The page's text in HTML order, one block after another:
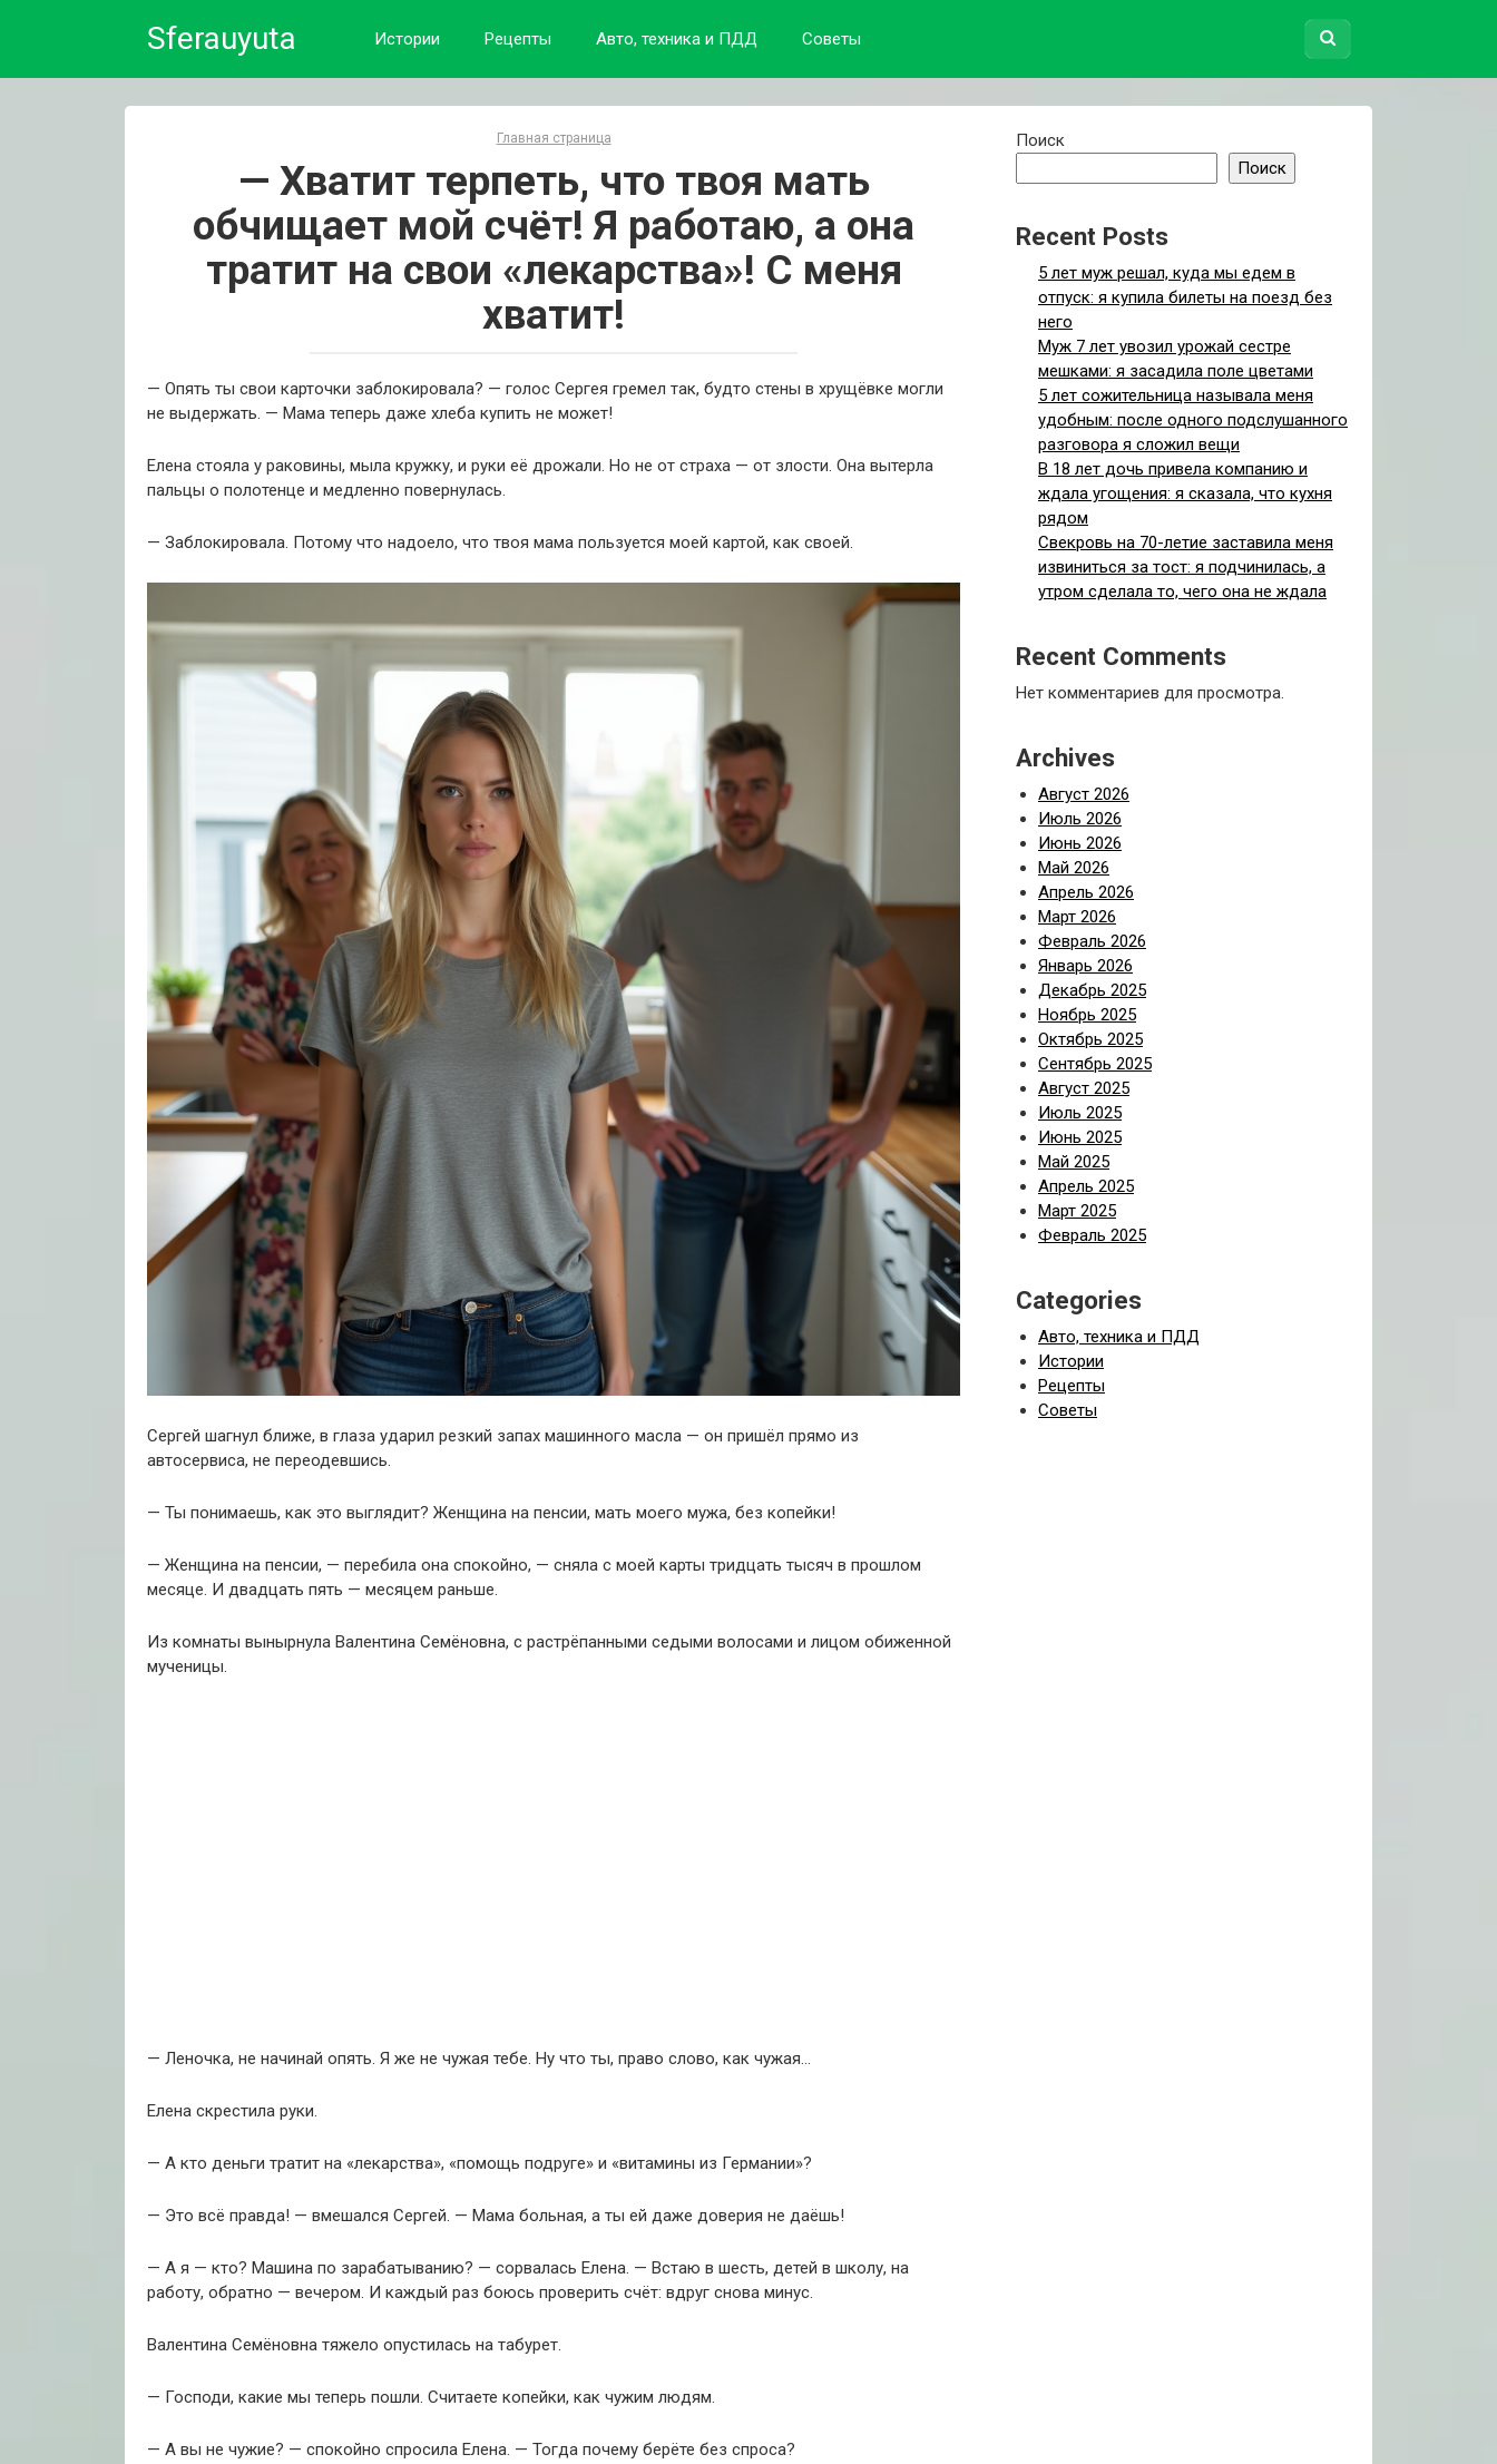
Sferauyuta Истории Рецепты Авто, техника и ПДД Советы
Главная страница
— Хватит терпеть, что твоя мать
обчищает мой счёт! Я работаю, а она
тратит на свои «лекарства»! С меня
хватит!
— Опять ты свои карточки заблокировала? — голос Сергея гремел так, будто стены в хрущёвке могли
не выдержать. — Мама теперь даже хлеба купить не может!
Елена стояла у раковины, мыла кружку, и руки её дрожали. Но не от страха — от злости. Она вытерла
пальцы о полотенце и медленно повернулась.
— Заблокировала. Потому что надоело, что твоя мама пользуется моей картой, как своей.
Сергей шагнул ближе, в глаза ударил резкий запах машинного масла — он пришёл прямо из
автосервиса, не переодевшись.
— Ты понимаешь, как это выглядит? Женщина на пенсии, мать моего мужа, без копейки!
— Женщина на пенсии, — перебила она спокойно, — сняла с моей карты тридцать тысяч в прошлом
месяце. И двадцать пять — месяцем раньше.
Из комнаты вынырнула Валентина Семёновна, с растрёпанными седыми волосами и лицом обиженной
мученицы.
— Леночка, не начинай опять. Я же не чужая тебе. Ну что ты, право слово, как чужая…
Елена скрестила руки.
— А кто деньги тратит на «лекарства», «помощь подруге» и «витамины из Германии»?
— Это всё правда! — вмешался Сергей. — Мама больная, а ты ей даже доверия не даёшь!
— А я — кто? Машина по зарабатыванию? — сорвалась Елена. — Встаю в шесть, детей в школу, на
работу, обратно — вечером. И каждый раз боюсь проверить счёт: вдруг снова минус.
Валентина Семёновна тяжело опустилась на табурет.
— Господи, какие мы теперь пошли. Считаете копейки, как чужим людям.
— А вы не чужие? — спокойно спросила Елена. — Тогда почему берёте без спроса?
Поиск
Поиск
Recent Posts
5 лет муж решал, куда мы едем в
отпуск: я купила билеты на поезд без
него
Муж 7 лет увозил урожай сестре
мешками: я засадила поле цветами
5 лет сожительница называла меня
удобным: после одного подслушанного
разговора я сложил вещи
В 18 лет дочь привела компанию и
ждала угощения: я сказала, что кухня
рядом
Свекровь на 70-летие заставила меня
извиниться за тост: я подчинилась, а
утром сделала то, чего она не ждала
Recent Comments
Нет комментариев для просмотра.
Archives
Август 2026
Июль 2026
Июнь 2026
Май 2026
Апрель 2026
Март 2026
Февраль 2026
Январь 2026
Декабрь 2025
Ноябрь 2025
Октябрь 2025
Сентябрь 2025
Август 2025
Июль 2025
Июнь 2025
Май 2025
Апрель 2025
Март 2025
Февраль 2025
Categories
Авто, техника и ПДД
Истории
Рецепты
Советы